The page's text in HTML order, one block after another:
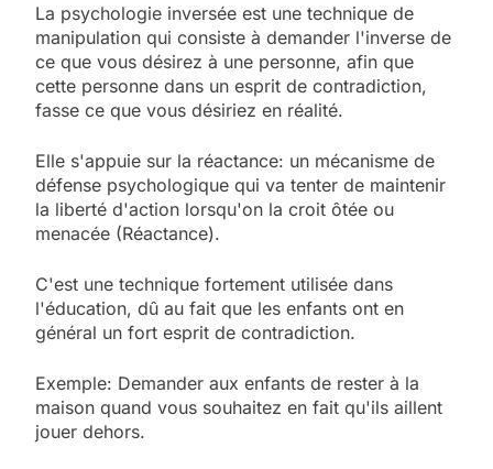
La psychologie inversée est une technique de
manipulation qui consiste à demander l'inverse de
ce que vous désirez à une personne, afin que
cette personne dans un esprit de contradiction,
fasse ce que vous désiriez en réalité.
Elle s'appuie sur la réactance: un mécanisme de
défense psychologique qui va tenter de maintenir
la liberté d'action lorsqu'on la croit ôtée ou
menacée (Réactance).
C'est une technique fortement utilisée dans
l'éducation, dû au fait que les enfants ont en
général un fort esprit de contradiction.
Exemple: Demander aux enfants de rester à la
maison quand vous souhaitez en fait qu'ils aillent
jouer dehors.